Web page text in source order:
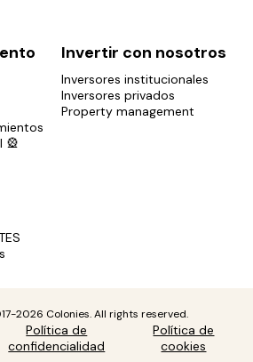
🎡
Invertir con nosotros
Inversores institucionales
Inversores privados
Property management
2026 Colonies. All rights reserved.
Política de
confidencialidad
Política de
cookies